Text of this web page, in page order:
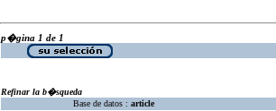
p�gina 1 de 1
Refinar la b�squeda
Base de datos : article